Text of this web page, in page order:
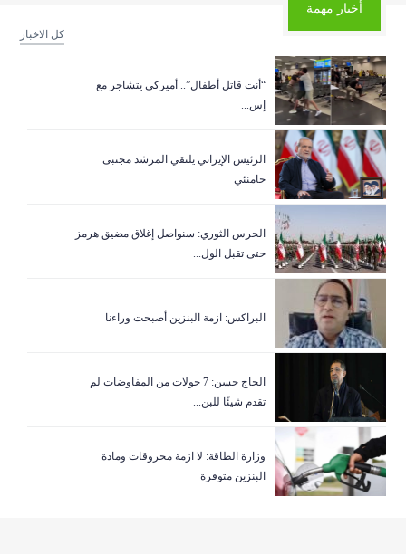
أخبار مهمة
كل الاخبار
“أنت قاتل أطفال”.. أميركي يتشاجر مع
إس...
الرئيس الإيراني يلتقي المرشد مجتبى
خامنئي
الحرس الثوري: سنواصل إغلاق مضيق هرمز
حتى تقبل الول...
البراكس: ازمة البنزين أصبحت وراءنا
الحاج حسن: 7 جولات من المفاوضات لم
تقدم شيئًا للبن...
وزارة الطاقة: لا ازمة محروقات ومادة
البنزين متوفرة